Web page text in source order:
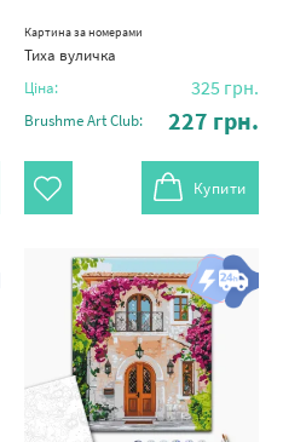
Картина за номерами
Тиха вуличка
Ціна: 325 грн.
Brushme Art Club: 227 грн.
Купити